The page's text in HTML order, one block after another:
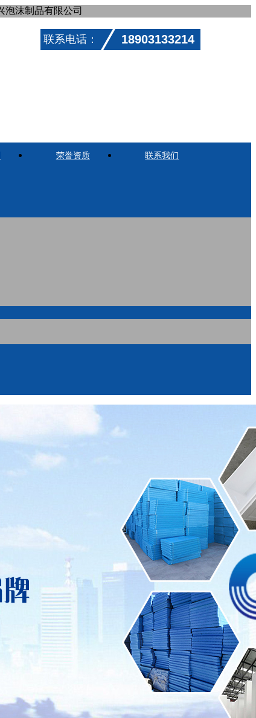
联系电话： 18903133214
泡沫制品有限公司
荣誉资质 联系我们